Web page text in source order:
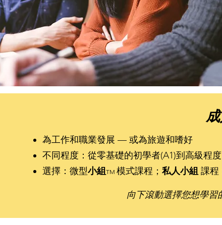
為工作和職業發展 — 或為旅遊和嗜好
不同程度：從零基礎的初學者(A1)到高級程度
選擇：微型小組 TM 模式課程； 私人小組 課程
向下滾動選擇您想學